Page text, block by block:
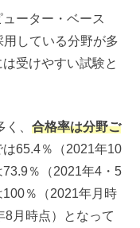
ーター・ベース
している分野が多
受けやすい試験と
、 合格率は分野ご
65.4％（2021年10
％（2021年4・5
％（2021年月時
8月時点）となって